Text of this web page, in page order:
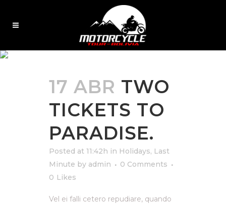
17 ABR TWO
TICKETS TO
PARADISE.
Posted at 11:42h in Holidays, Last
Minute by admin
0 Comments
0 Likes
Vel ei falli cetero repudiare, quando